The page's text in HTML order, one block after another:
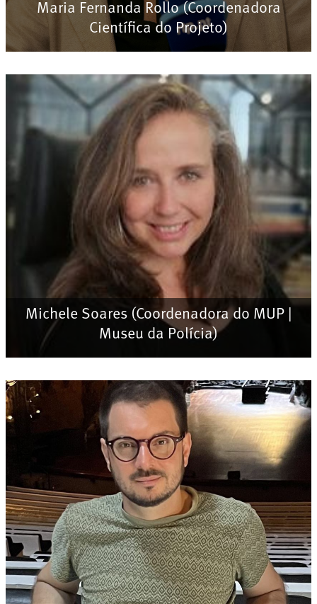
Maria Fernanda Rollo (Coordenadora
Científica do Projeto)
Michele Soares (Coordenadora do MUP |
Museu da Polícia)